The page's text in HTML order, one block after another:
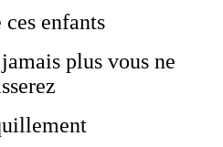
ces enfants
plus vous ne